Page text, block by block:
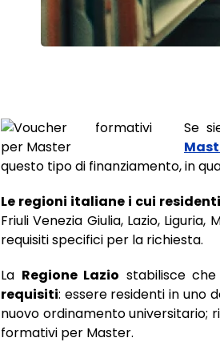
Se
questo tipo di finanziamento, in
Le regioni italiane i cui
Friuli Venezia Giulia, Lazio,
requisiti specifici per la richiesta.
La Regione Lazio stabilisce
requisiti: essere residenti in uno
nuovo ordinamento universitario;
formativi per Master.